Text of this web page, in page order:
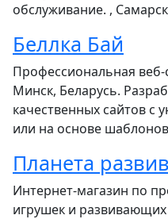
обслуживание. ,
Беллка Бай
Профессиональная веб-
Минск, Беларусь.
качественных сайтов с
или на основе
Планета
Интернет-магазин по
игрушек и развивающих